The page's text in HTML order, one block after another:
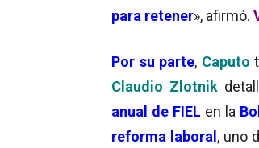
para retener», afirmó.
Por su parte, Caputo
Claudio Zlotnik
anual de FIEL en la
reforma laboral, uno